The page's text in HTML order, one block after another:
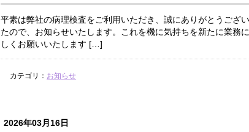
平素は弊社の病理検査をご利用いただき、誠にありがとうござ
たので、お知らせいたします。これを機に気持ちを新たに業務
しくお願いいたします […]
カテゴリ： お知らせ
2026年03月16日